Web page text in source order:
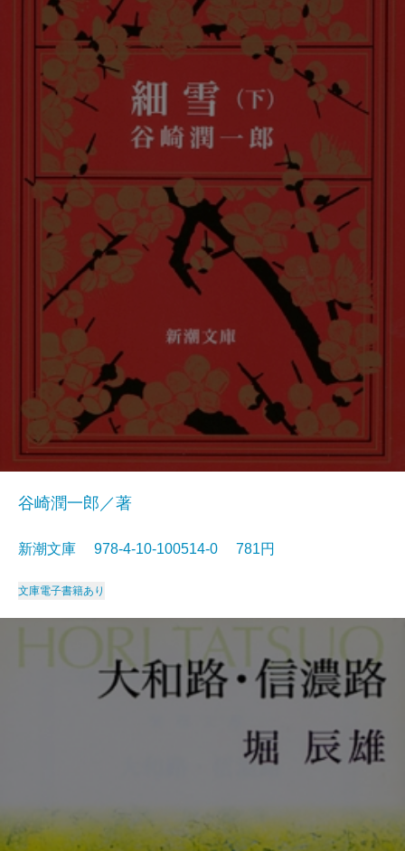
谷崎潤一郎／著
新潮文庫 978-4-10-100514-0 781円
文庫電子書籍あり